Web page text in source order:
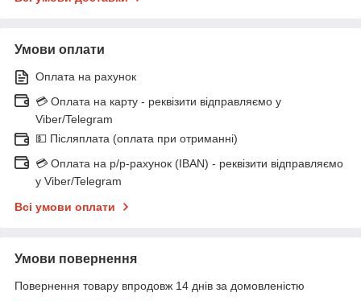
Умови оплати
Оплата на рахунок
💳 Оплата на карту - реквізити відправляємо у
Viber/Telegram
💵 Післяплата (оплата при отриманні)
💳 Оплата на р/р-рахунок (IBAN) - реквізити відправляємо
у Viber/Telegram
Всі умови оплати
Умови повернення
Повернення товару впродовж 14 днів за домовленістю